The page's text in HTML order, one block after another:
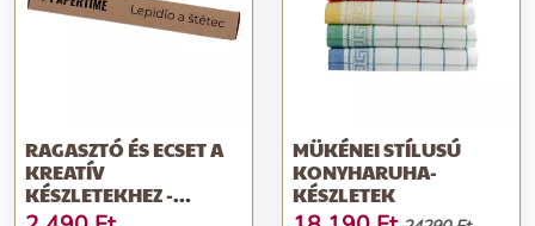
RAGASZTÓ ÉS ECSET A
KREATÍV
KÉSZLETEKHEZ -
PAPERTIME
MÜKÉNEI STÍLUSÚ
KONYHARUHA-
KÉSZLETEK